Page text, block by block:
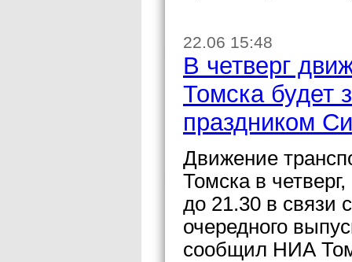
22.06 15:48
В четверг
Томска будет
праздником
Движение
Томска в
до 21.30 в связи
очередного
сообщил НИА